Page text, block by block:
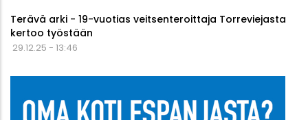
Terävä arki - 19-vuotias veitsenteroittaja Torreviejasta
kertoo työstään
29.12.25 - 13:46